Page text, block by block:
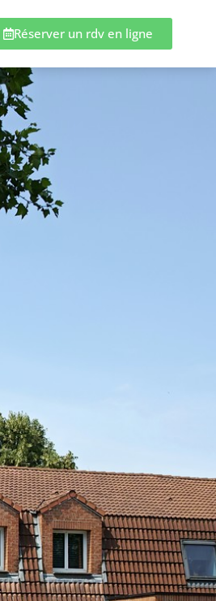
Réserver un rdv en ligne